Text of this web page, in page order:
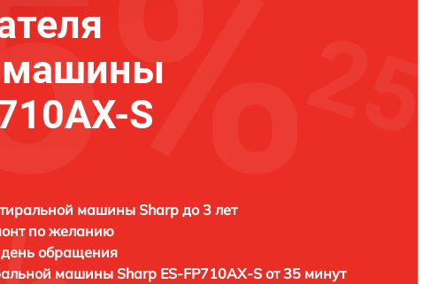
машины
S
машины Sharp до 3 лет
по желанию
день обращения
машины Sharp ES-FP710AX-S от 35 минут